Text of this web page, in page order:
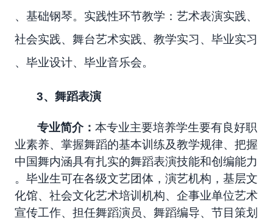
、基础钢琴。实践性环节教学：艺术表演实践、
社会实践、舞台艺术实践、教学实习、毕业实习
、毕业设计、毕业音乐会。
3、舞蹈表演
专业简介： 本专业主要培养学生要有良好职
业素养、掌握舞蹈的基本训练及教学规律、把握
中国舞内涵具有扎实的舞蹈表演技能和创编能力
。毕业生可在各级文艺团体，演艺机构，基层文
化馆、社会文化艺术培训机构、企事业单位艺术
宣传工作、担任舞蹈演员、舞蹈编导、节目策划